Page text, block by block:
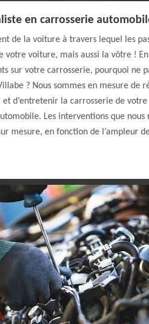
en carrosserie
de la voiture à travers lequel les
votre voiture, mais aussi la vôtre !
sur votre carrosserie, pourquoi ne
? Nous sommes en mesure de
d’entretenir la carrosserie de
Les interventions que nous
mesure, en fonction de l’ampleur